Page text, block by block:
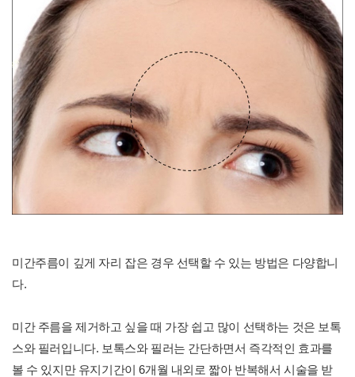
미간주름이 깊게 자리 잡은 경우 선택할 수 있는 방법은 다양합니
다.
미간 주름을 제거하고 싶을 때 가장 쉽고 많이 선택하는 것은 보톡
스와 필러입니다. 보톡스와 필러는 간단하면서 즉각적인 효과를
볼 수 있지만 유지기간이 6개월 내외로 짧아 반복해서 시술을 받